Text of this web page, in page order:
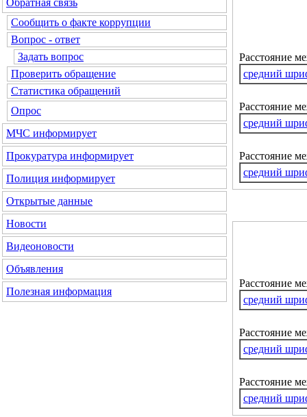
Обратная связь
Сообщить о факте коррупции
Вопрос - ответ
Задать вопрос
Проверить обращение
Статистика обращений
Опрос
МЧС информирует
Прокуратура информирует
Полиция информирует
Открытые данные
Новости
Видеоновости
Объявления
Полезная информация
Расстояние
средний
Расстояние
средний
Расстояние
средний
Расстояние
средний
Расстояние
средний
Расстояние
средний